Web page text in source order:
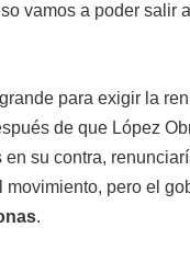
vamos a poder salir
para exigir la
de que López
su contra,
movimiento, pero el
.